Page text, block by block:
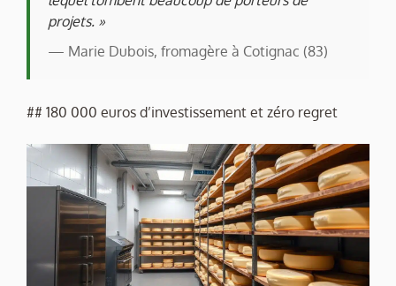
projets. »
— Marie Dubois, fromagère à Cotignac (83)
## 180 000 euros d’investissement et zéro regret